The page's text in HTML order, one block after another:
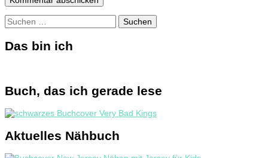
Suchen
nach:
Das bin ich
Buch, das ich gerade lese
Aktuelles Nähbuch